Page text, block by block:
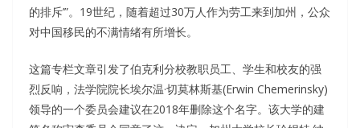
的排斥’”。19世纪，随着超过30万人作为劳工来到加州，公众
对中国移民的不满情绪有所增长。
这篇专栏文章引发了伯克利分校教职员工、学生和校友的强
烈反响，法学院院长埃尔温·切莫林斯基(Erwin Chemerinsky)
领导的一个委员会建议在2018年删除这个名字。该大学的建